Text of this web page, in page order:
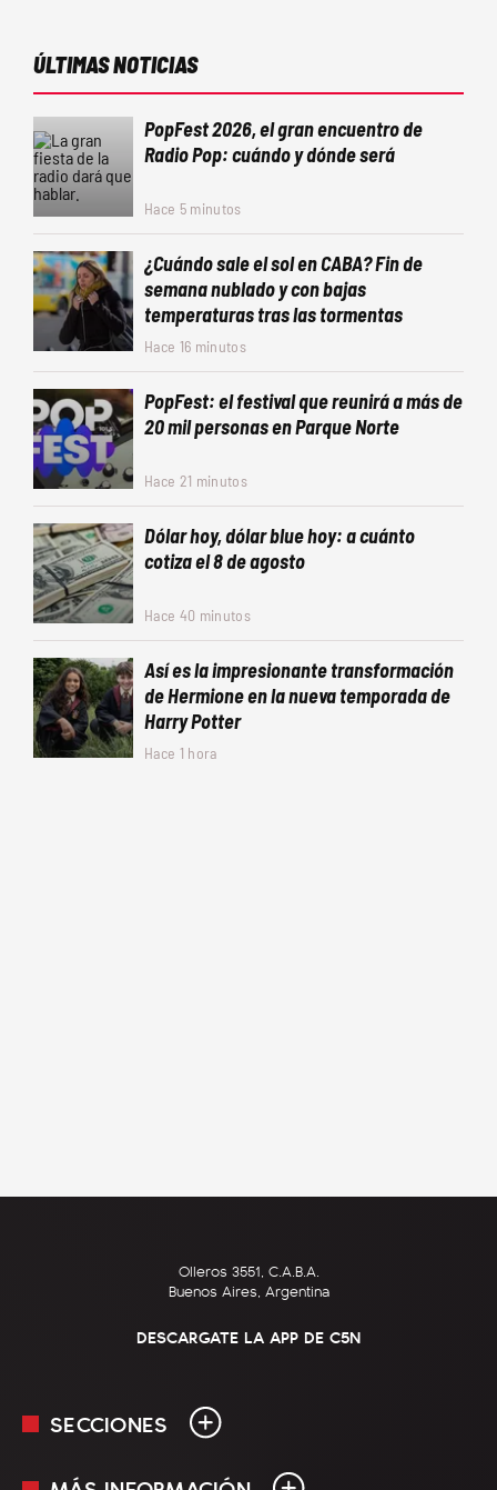
ÚLTIMAS NOTICIAS
PopFest 2026, el gran encuentro de
Radio Pop: cuándo y dónde será
Hace 5 minutos
¿Cuándo sale el sol en CABA? Fin de
semana nublado y con bajas
temperaturas tras las tormentas
Hace 16 minutos
PopFest: el festival que reunirá a más de
20 mil personas en Parque Norte
Hace 21 minutos
Dólar hoy, dólar blue hoy: a cuánto
cotiza el 8 de agosto
Hace 40 minutos
Así es la impresionante transformación
de Hermione en la nueva temporada de
Harry Potter
Hace 1 hora
Olleros 3551, C.A.B.A.
Buenos Aires, Argentina
DESCARGATE LA APP DE C5N
SECCIONES